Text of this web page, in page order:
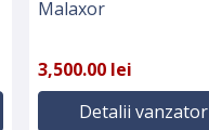
Malaxor
3,500.00 lei
Detalii vanzator